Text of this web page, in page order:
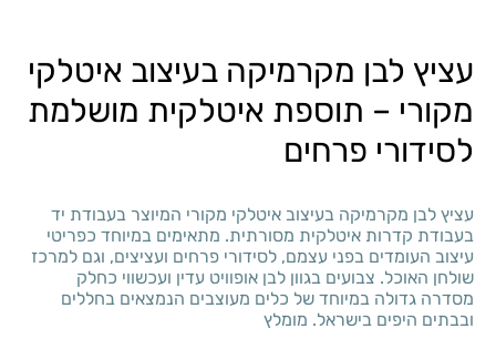
עציץ לבן מקרמיקה בעיצוב איטלקי
מקורי – תוספת איטלקית מושלמת
לסידורי פרחים
עציץ לבן מקרמיקה בעיצוב איטלקי מקורי המיוצר בעבודת יד
בעבודת קדרות איטלקית מסורתית. מתאימים במיוחד כפריטי
עיצוב העומדים בפני עצמם, לסידורי פרחים ועציצים, וגם למרכז
שולחן האוכל. צבועים בגוון לבן אופוויט עדין ועכשווי כחלק
מסדרה גדולה במיוחד של כלים מעוצבים הנמצאים בחללים
ובבתים היפים בישראל. מומלץ